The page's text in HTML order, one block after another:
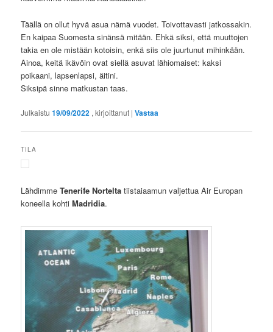
Täällä on ollut hyvä asua nämä vuodet. Toivottavasti jatkossakin.
En kaipaa Suomesta sinänsä mitään. Ehkä siksi, että muuttojen
takia en ole mistään kotoisin, enkä siis ole juurtunut mihinkään.
Ainoa, keitä ikävöin ovat siellä asuvat lähiomaiset: kaksi
poikaani, lapsenlapsi, äitini.
Siksipä sinne matkustan taas.
Julkaistu19/09/2022 , kirjoittanut |Vastaa
TILA
LähdimmeTenerife Norteltatiistaiaamun valjettua Air Europan
koneella kohtiMadridia.